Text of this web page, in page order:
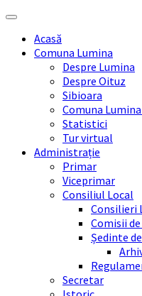
Skip
content
Skip
sidebar
Skip
right
sidebar
Skip
footerAcasă
Comuna Lumina
Despre Lumina
Despre Oituz
Sibioara
Comuna
Statistici
Tur virtual
Administrație
Primar
Viceprimar
Consiliul Local
Consilieri
Comisii
Ședinte
Secretar